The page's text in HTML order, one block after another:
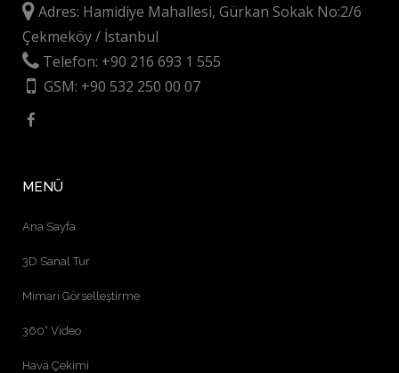
Adres: Hamidiye Mahallesi, Gürkan Sokak No:2/6
Çekmeköy / İstanbul
Telefon: +90 216 693 1 555
GSM: +90 532 250 00 07
MENÜ
Ana Sayfa
3D Sanal Tur
Mimari Görselleştirme
360° Video
Hava Çekimi